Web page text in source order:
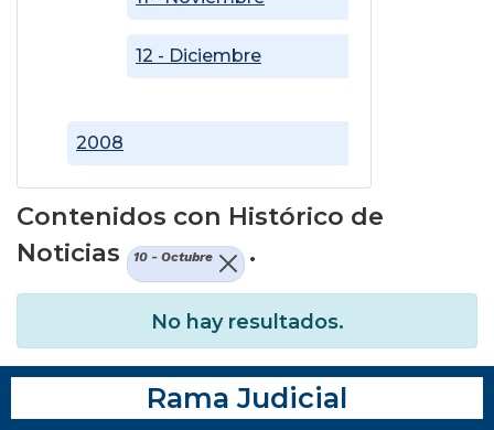
2008
12 - Diciembre
Contenidos con Histórico de
Noticias
10 - Octubre .
No hay resultados.
Rama Judicial